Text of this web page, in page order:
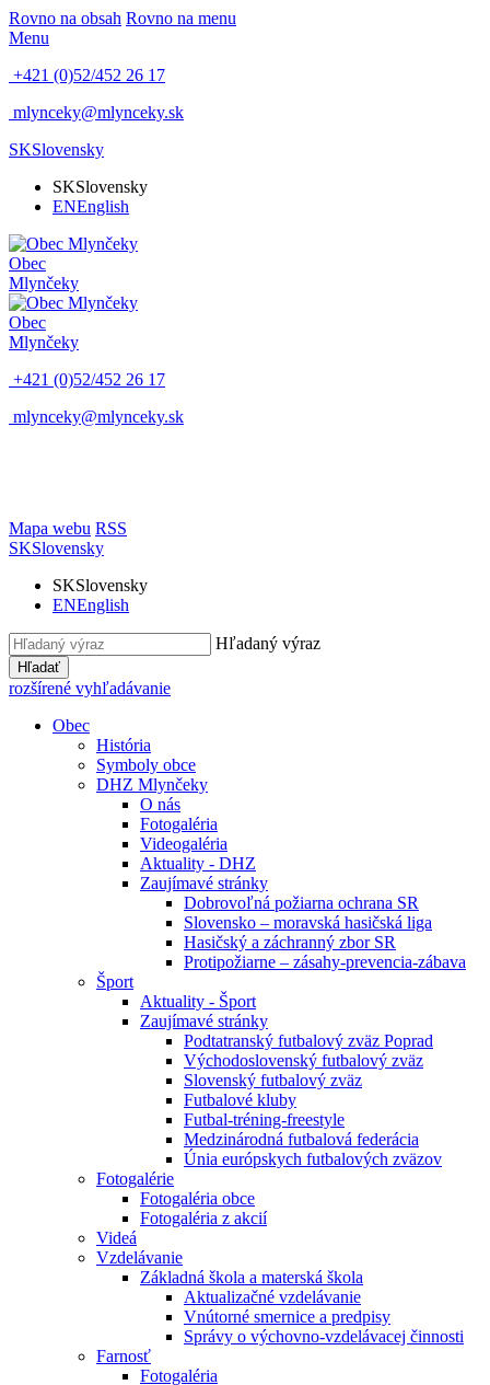
Rovno na obsah Rovno na menu
Menu
+421 (0)52/452 26 17
mlynceky@mlynceky.sk
SKSlovensky
SKSlovensky
ENEnglish
Obec
Mlynčeky
Obec
Mlynčeky
+421 (0)52/452 26 17
mlynceky@mlynceky.sk
Mapa webu RSS
SKSlovensky
SKSlovensky
ENEnglish
Hľadaný výraz
Hľadať
rozšírené vyhľadávanie
Obec
História
Symboly obce
DHZ Mlynčeky
O nás
Fotogaléria
Videogaléria
Aktuality - DHZ
Zaujímavé stránky
Dobrovoľná požiarna ochrana SR
Slovensko – moravská hasičská liga
Hasičský a záchranný zbor SR
Protipožiarne – zásahy-prevencia-zábava
Šport
Aktuality - Šport
Zaujímavé stránky
Podtatranský futbalový zväz Poprad
Východoslovenský futbalový zväz
Slovenský futbalový zväz
Futbalové kluby
Futbal-tréning-freestyle
Medzinárodná futbalová federácia
Únia európskych futbalových zväzov
Fotogalérie
Fotogaléria obce
Fotogaléria z akcií
Videá
Vzdelávanie
Základná škola a materská škola
Aktualizačné vzdelávanie
Vnútorné smernice a predpisy
Správy o výchovno-vzdelávacej činnosti
Farnosť
Fotogaléria